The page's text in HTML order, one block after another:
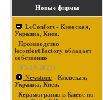
Новые фирмы
LeConfort - Киевская,
Украина, Киев.
Производство
leconfort.factory обладает
собственно
(03-19-2021)
Newstone - Киевская,
Украина, Киев.
Керамогранит в Киеве по